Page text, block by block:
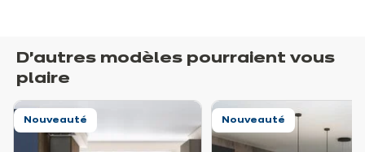
D’autres modèles pourraient vous
plaire
Nouveauté Nouveauté